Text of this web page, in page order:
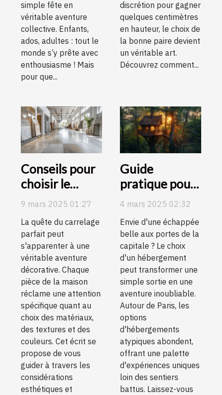
simple fête en
véritable aventure
collective. Enfants,
ados, adultes : tout le
monde s’y prête avec
enthousiasme ! Mais
pour que...
discrétion pour gagner
quelques centimètres
en hauteur, le choix de
la bonne paire devient
un véritable art.
Découvrez comment...
Conseils pour
choisir le
carrelage
chaque pièce
de la maison
9 mars 2025 01:27
La quête du carrelage
parfait peut
s'apparenter à une
véritable aventure
décorative. Chaque
pièce de la maison
réclame une attention
spécifique quant au
choix des matériaux,
des textures et des
couleurs. Cet écrit se
propose de vous
guider à travers les
considérations
esthétiques et
Guide
pratique pour
choisir son
atypique
autour de
Paris
4 mars 2025 02:32
Envie d'une échappée
belle aux portes de la
capitale ? Le choix
d'un hébergement
peut transformer une
simple sortie en une
aventure inoubliable.
Autour de Paris, les
options
d'hébergements
atypiques abondent,
offrant une palette
d'expériences uniques
loin des sentiers
battus. Laissez-vous